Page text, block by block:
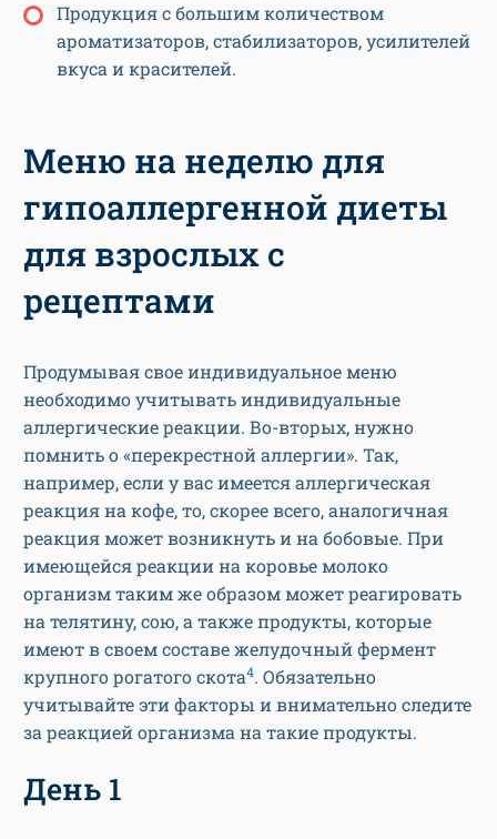
Продукция с большим количеством
ароматизаторов, стабилизаторов, усилителей
вкуса и красителей.
Меню на неделю для
гипоаллергенной диеты
для взрослых с
рецептами
Продумывая свое индивидуальное меню
необходимо учитывать индивидуальные
аллергические реакции. Во-вторых, нужно
помнить о «перекрестной аллергии». Так,
например, если у вас имеется аллергическая
реакция на кофе, то, скорее всего, аналогичная
реакция может возникнуть и на бобовые. При
имеющейся реакции на коровье молоко
организм таким же образом может реагировать
на телятину, сою, а также продукты, которые
имеют в своем составе желудочный фермент
крупного рогатого скота4. Обязательно
учитывайте эти факторы и внимательно следите
за реакцией организма на такие продукты.
День 1